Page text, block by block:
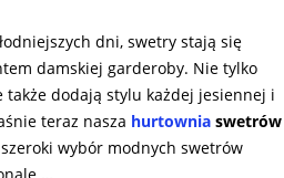
dni, swetry stają się
damskiej garderoby. Nie tylko
także dodają stylu każdej jesiennej i
teraz nasza hurtownia swetrów
wybór modnych swetrów